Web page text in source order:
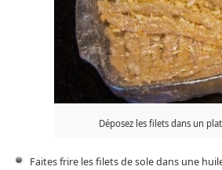
Déposez les filets dans un
Faites frire les filets de sole dans une